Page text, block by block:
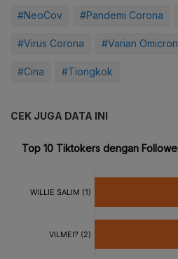
#NeoCov #Pandemi Corona
#Virus Corona #Varian Omicron
#Cina #Tiongkok
CEK JUGA DATA INI